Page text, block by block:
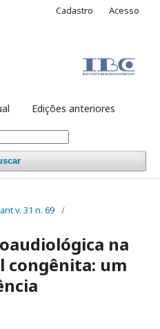
Edições anteriores
Cadastro Acesso
v. 31 n. 69 /
na
congênita: um